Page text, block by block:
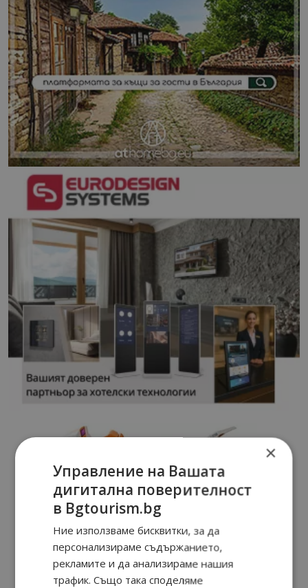
×
Управление на Вашата
дигитална поверителност
в Bgtourism.bg
Ние използваме бисквитки, за да
персонализираме съдържанието,
рекламите и да анализираме нашия
трафик. Също така споделяме